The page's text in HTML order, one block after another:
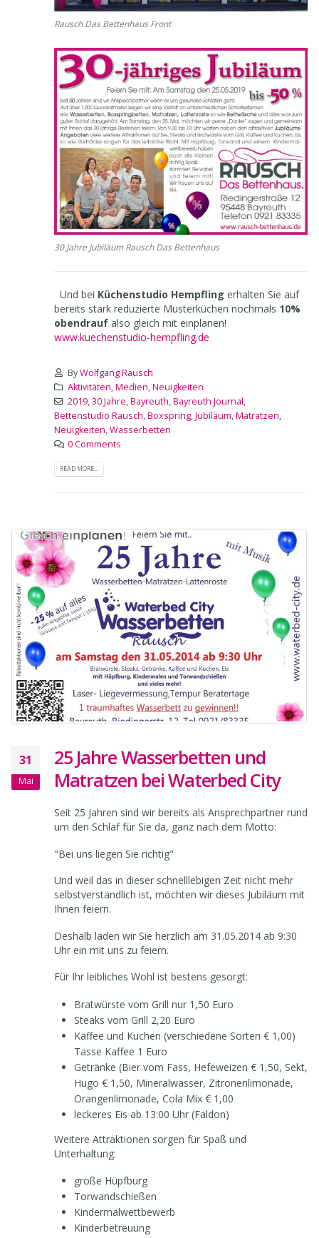
Rausch Das Bettenhaus Front
30 Jahre Jubiläum Rausch Das Bettenhaus
Und bei Küchenstudio Hempfling erhalten Sie auf
bereits stark reduzierte Musterküchen nochmals 10%
obendrauf also gleich mit einplanen!
www.kuechenstudio-hempfling.de
ByWolfgang Rausch
Aktivitäten,Medien,Neuigkeiten
2019,30 Jahre,Bayreuth,Bayreuth Journal,
Bettenstudio Rausch,Boxspring,Jubiläum,Matratzen,
Neuigkeiten,Wasserbetten
0 Comments
READ MORE...
31
Mai
25 Jahre Wasserbetten und
Matratzen bei Waterbed City
Seit 25 Jahren sind wir bereits als Ansprechpartner rund
um den Schlaf für Sie da, ganz nach dem Motto:
"Bei uns liegen Sie richtig"
Und weil das in dieser schnelllebigen Zeit nicht mehr
selbstverständlich ist, möchten wir dieses Jubiläum mit
Ihnen feiern.
Deshalb laden wir Sie herzlich am 31.05.2014 ab 9:30
Uhr ein mit uns zu feiern.
Für Ihr leibliches Wohl ist bestens gesorgt:
Bratwürste vom Grill nur 1,50 Euro
Steaks vom Grill 2,20 Euro
Kaffee und Kuchen (verschiedene Sorten € 1,00)
Tasse Kaffee 1 Euro
Getränke (Bier vom Fass, Hefeweizen € 1,50, Sekt,
Hugo € 1,50, Mineralwasser, Zitronenlimonade,
Orangenlimonade, Cola Mix € 1,00
leckeres Eis ab 13:00 Uhr (Faldon)
Weitere Attraktionen sorgen für Spaß und
Unterhaltung:
große Hüpfburg
Torwandschießen
Kindermalwettbewerb
Kinderbetreuung